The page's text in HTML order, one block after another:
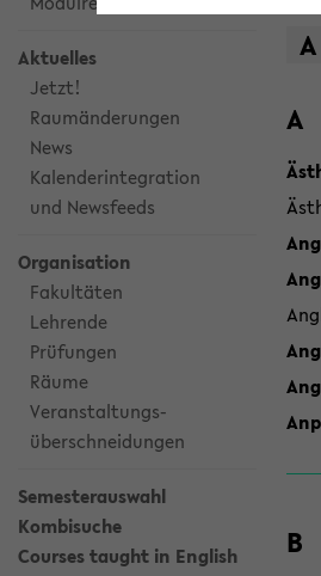
Aktuelles
Jetzt!
Raumänderungen
News
Kalenderintegration
und Newsfeeds
Organisation
Fakultäten
Lehrende
Prüfungen
Räume
Veranstaltungs-
überschneidungen
Semesterauswahl
Kombisuche
Courses taught in English
A
A
B